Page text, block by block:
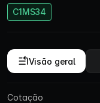
C1MS34
Visão geral
Cotação